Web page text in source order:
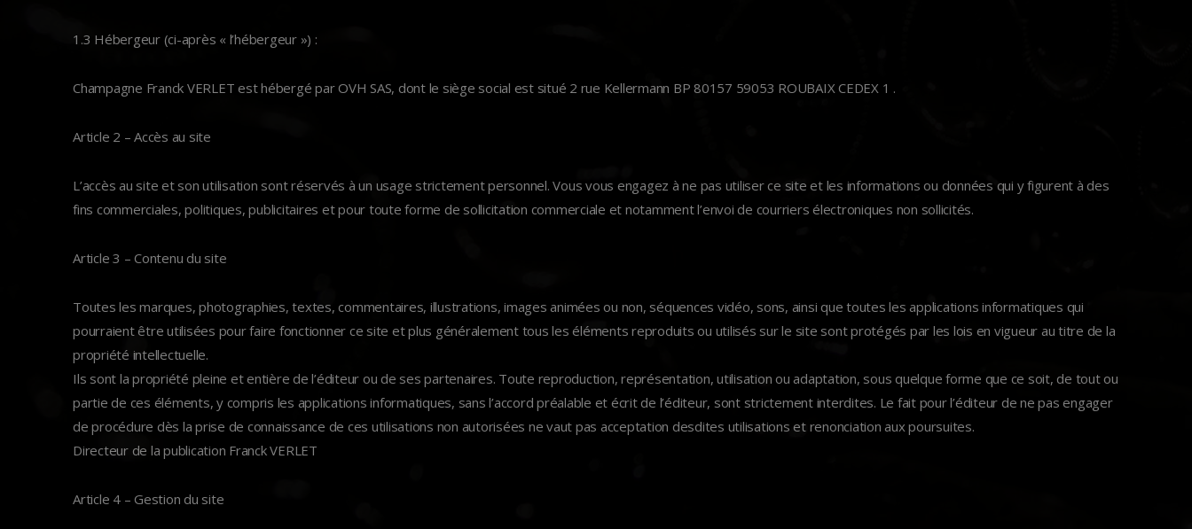
1.3 Hébergeur (ci-après « l’hébergeur ») :
Champagne Franck VERLET est hébergé par OVH SAS, dont le siège social est situé 2 rue Kellermann BP 80157 59053 ROUBAIX CEDEX 1 .
Article 2 – Accès au site
L’accès au site et son utilisation sont réservés à un usage strictement personnel. Vous vous engagez à ne pas utiliser ce site et les informations ou données qui y figurent à des
fins commerciales, politiques, publicitaires et pour toute forme de sollicitation commerciale et notamment l’envoi de courriers électroniques non sollicités.
Article 3 – Contenu du site
Toutes les marques, photographies, textes, commentaires, illustrations, images animées ou non, séquences vidéo, sons, ainsi que toutes les applications informatiques qui
pourraient être utilisées pour faire fonctionner ce site et plus généralement tous les éléments reproduits ou utilisés sur le site sont protégés par les lois en vigueur au titre de la
propriété intellectuelle.
Ils sont la propriété pleine et entière de l’éditeur ou de ses partenaires. Toute reproduction, représentation, utilisation ou adaptation, sous quelque forme que ce soit, de tout ou
partie de ces éléments, y compris les applications informatiques, sans l’accord préalable et écrit de l’éditeur, sont strictement interdites. Le fait pour l’éditeur de ne pas engager
de procédure dès la prise de connaissance de ces utilisations non autorisées ne vaut pas acceptation desdites utilisations et renonciation aux poursuites.
Directeur de la publication Franck VERLET
Article 4 – Gestion du site